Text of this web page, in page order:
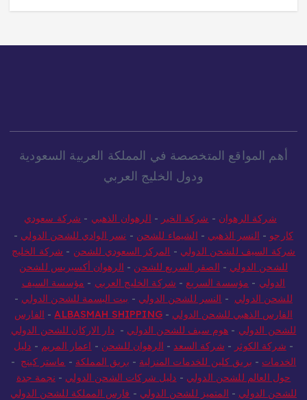
أهم المواقع المتخصصة في المملكة العربية السعودية
ودول الخليج العربي
شركة الرهوان - شركة الخير - الرهوان الذهبي - شركة سعودي
كارجو - النسر الذهبي - الشيماء للشحن - نسر الوادي للشحن الدولي -
شركة السيف للشحن الدولي - المركز السعودي للشحن - شركة الخليج
للشحن الدولي - الصقر السريع للشحن - الرهوان أكسبريس للشحن
الدولي - مؤسسة السريع - شركة الخليج العربي - مؤسسة السيف
للشحن الدولي - النسر للشحن الدولي - بيت البسمة للشحن الدولي -
الفارس الذهبي للشحن الدولي -
ALBASMAH SHIPPING
- الفارس
للشحن الدولي - هوم سيف للشحن الدولي -دار الاركان للشحن الدولي
- شركة الكوثر - شركة السعد - الرهوان للشحن - اعمار المريم - دليل
الخدمات - بريق كلين للخدمات المنزلية - بريق المملكة - ماستر كينج -
حول العالم للشحن الدولي - دليل شركات الشحن الدولي - نجمة جدة
للشحن الدولي - المتميز للشحن الدولي - فارس المملكة للشحن الدولي